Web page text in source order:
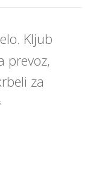
Kljub
prevoz,
za